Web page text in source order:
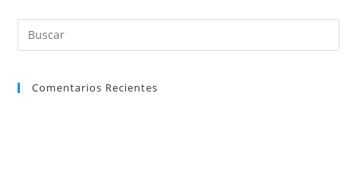
Comentarios Recientes